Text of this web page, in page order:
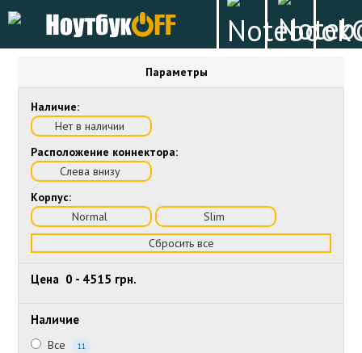
Параметры
Наличие:
Нет в наличии
Расположение коннектора:
Слева внизу
Корпус:
Normal
Slim
Сбросить все
Цена 0 - 4515 грн.
Наличие
Все 11